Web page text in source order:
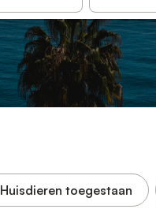
Huisdieren toegestaan